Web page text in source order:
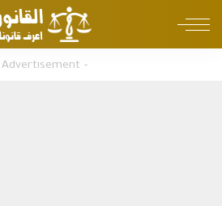
– Advertisement –